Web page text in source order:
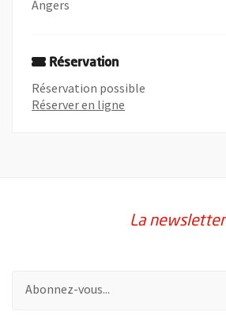
Angers
Réservation
Réservation possible
Réserver en ligne
La newsletter